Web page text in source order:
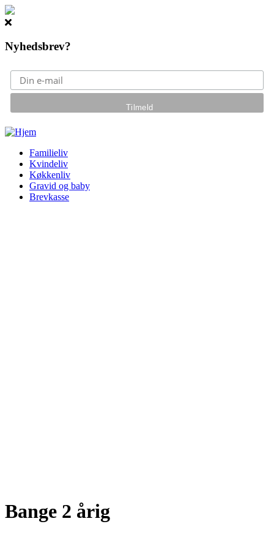
Nyhedsbrev?
Gå til hovedindhold
Familieliv
Kvindeliv
Køkkenliv
Gravid og baby
Brevkasse
Bange 2 årig